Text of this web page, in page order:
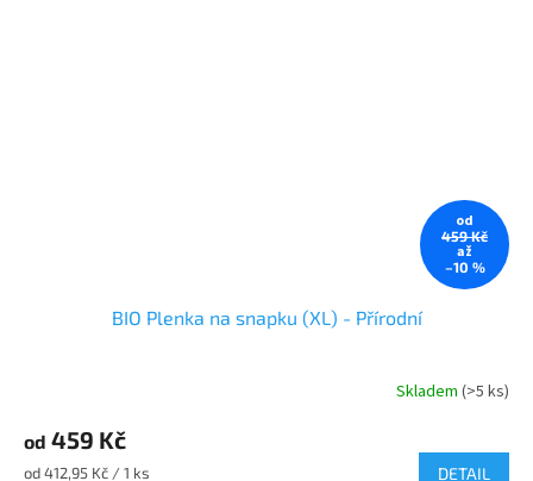
od
459 Kč
až
–10 %
BIO Plenka na snapku (XL) - Přírodní
Skladem (>5 ks)
od 459 Kč
Měrná
od 412,95 Kč / 1 ks DETAIL